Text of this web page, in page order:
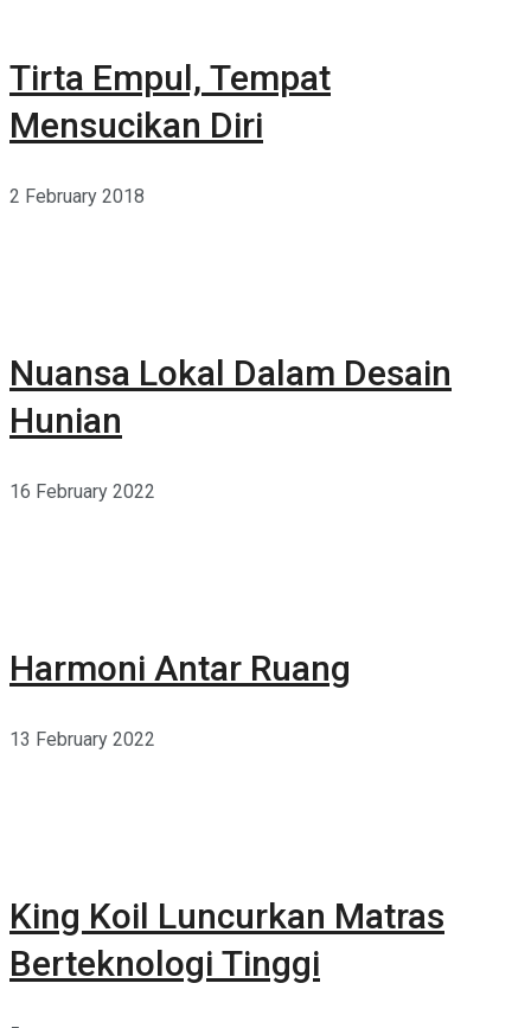
Tirta Empul, Tempat
Mensucikan Diri
2 February 2018
Nuansa Lokal Dalam Desain
Hunian
16 February 2022
Harmoni Antar Ruang
13 February 2022
King Koil Luncurkan Matras
Berteknologi Tinggi